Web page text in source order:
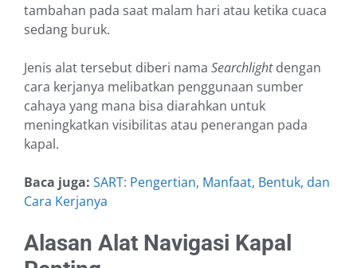
tambahan pada saat malam hari atau ketika cuaca
sedang buruk.
Jenis alat tersebut diberi nama Searchlightdengan
cara kerjanya melibatkan penggunaan sumber
cahaya yang mana bisa diarahkan untuk
meningkatkan visibilitas atau penerangan pada
kapal.
Baca juga: SART: Pengertian, Manfaat, Bentuk, dan
Cara Kerjanya
Alasan Alat Navigasi Kapal